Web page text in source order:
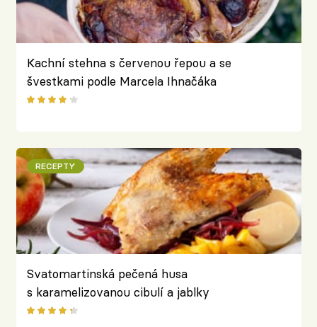
Kachní stehna s červenou řepou a se
švestkami podle Marcela Ihnačáka
RECEPTY
Svatomartinská pečená husa
s karamelizovanou cibulí a jablky